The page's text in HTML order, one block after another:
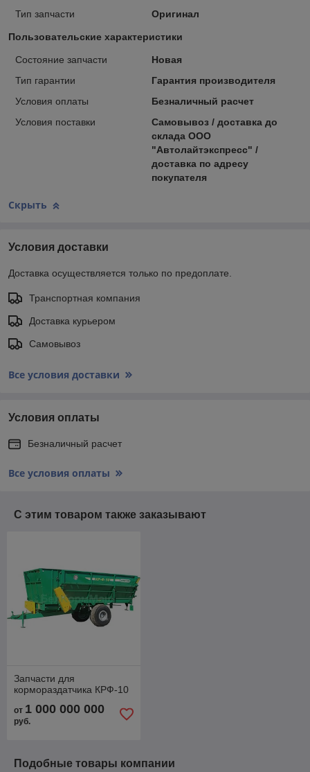
Тип запчасти
Оригинал
Пользовательские характеристики
Состояние запчасти
Новая
Тип гарантии
Гарантия производителя
Условия оплаты
Безналичный расчет
Условия поставки
Самовывоз / доставка до
склада ООО
"Автолайтэкспресс" /
доставка по адресу
покупателя
Скрыть
Условия доставки
Доставка осуществляется только по предоплате.
Транспортная компания
Доставка курьером
Самовывоз
Все условия доставки
Условия оплаты
Безналичный расчет
Все условия оплаты
С этим товаром также заказывают
Запчасти для
кормораздатчика КРФ-10
от 1 000 000 000
руб.
Подобные товары компании